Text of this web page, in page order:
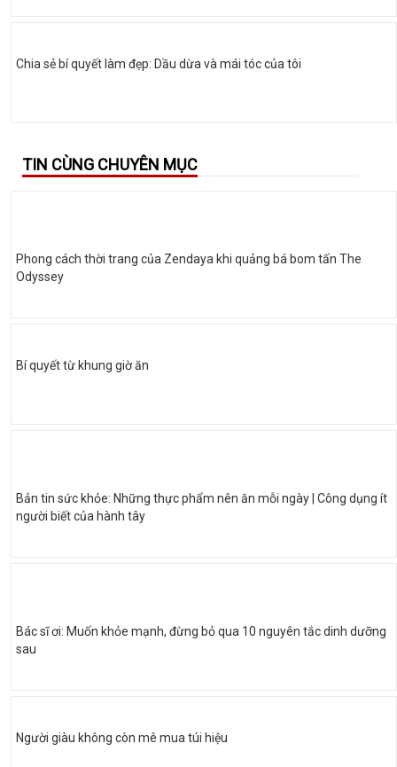
Chia sẻ bí quyết làm đẹp: Dầu dừa và mái tóc của tôi
TIN CÙNG CHUYÊN MỤC
Phong cách thời trang của Zendaya khi quảng bá bom tấn The
Odyssey
Bí quyết từ khung giờ ăn
Bản tin sức khỏe: Những thực phẩm nên ăn mỗi ngày | Công dụng ít
người biết của hành tây
Bác sĩ ơi: Muốn khỏe mạnh, đừng bỏ qua 10 nguyên tắc dinh dưỡng
sau
Người giàu không còn mê mua túi hiệu